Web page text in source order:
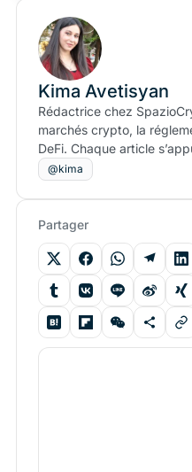
Kima Avetisyan
Rédactrice chez
marchés crypto, la
DeFi. Chaque article
@kima
Partager